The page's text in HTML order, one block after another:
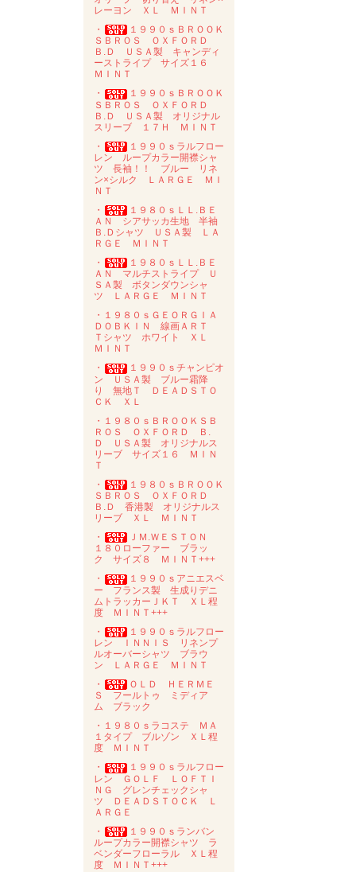
レーヨン ＸＬ ＭＩＮＴ
・
１９９０ｓＢＲＯＯＫ
ＳＢＲＯＳ ＯＸＦＯＲＤ
Ｂ.Ｄ ＵＳＡ製 キャンディ
ーストライプ サイズ１６
ＭＩＮＴ
・
１９９０ｓＢＲＯＯＫ
ＳＢＲＯＳ ＯＸＦＯＲＤ
Ｂ.Ｄ ＵＳＡ製 オリジナル
スリーブ １７Ｈ ＭＩＮＴ
・
１９９０ｓラルフロー
レン ループカラー開襟シャ
ツ 長袖！！ ブルー リネ
ン×シルク ＬＡＲＧＥ ＭＩ
ＮＴ
・
１９８０ｓＬＬ.ＢＥ
ＡＮ シアサッカ生地 半袖
Ｂ.Ｄシャツ ＵＳＡ製 ＬＡ
ＲＧＥ ＭＩＮＴ
・
１９８０ｓＬＬ.ＢＥ
ＡＮ マルチストライプ Ｕ
ＳＡ製 ボタンダウンシャ
ツ ＬＡＲＧＥ ＭＩＮＴ
・１９８０ｓＧＥＯＲＧＩＡ
ＤＯＢＫＩＮ 線画ＡＲＴ
Ｔシャツ ホワイト ＸＬ
ＭＩＮＴ
・
１９９０ｓチャンピオ
ン ＵＳＡ製 ブルー霜降
り 無地Ｔ ＤＥＡＤＳＴＯ
ＣＫ ＸＬ
・１９８０ｓＢＲＯＯＫＳＢ
ＲＯＳ ＯＸＦＯＲＤ Ｂ.
Ｄ ＵＳＡ製 オリジナルス
リーブ サイズ１６ ＭＩＮ
Ｔ
・
１９８０ｓＢＲＯＯＫ
ＳＢＲＯＳ ＯＸＦＯＲＤ
Ｂ.Ｄ 香港製 オリジナルス
リーブ ＸＬ ＭＩＮＴ
・
ＪＭ.ＷＥＳＴＯＮ
１８０ローファー ブラッ
ク サイズ８ ＭＩＮＴ+++
・
１９９０ｓアニエスベ
ー フランス製 生成りデニ
ムトラッカーＪＫＴ ＸＬ程
度 ＭＩＮＴ+++
・
１９９０ｓラルフロー
レン ＩＮＮＩＳ リネンプ
ルオーバーシャツ ブラウ
ン ＬＡＲＧＥ ＭＩＮＴ
・
ＯＬＤ ＨＥＲＭＥ
Ｓ フールトゥ ミディア
ム ブラック
・１９８０ｓラコステ ＭＡ
１タイプ ブルゾン ＸＬ程
度 ＭＩＮＴ
・
１９９０ｓラルフロー
レン ＧＯＬＦ ＬＯＦＴＩ
ＮＧ グレンチェックシャ
ツ ＤＥＡＤＳＴＯＣＫ Ｌ
ＡＲＧＥ
・
１９９０ｓランバン
ループカラー開襟シャツ ラ
ベンダーフローラル ＸＬ程
度 ＭＩＮＴ+++